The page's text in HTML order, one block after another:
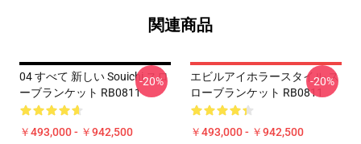
関連商品
04 すべて 新しい Souichi スロ
ーブランケット RB0811
￥493,000 - ￥942,500
-20%
エビルアイホラースタイル ス
ローブランケット RB0811
￥493,000 - ￥942,500
-20%